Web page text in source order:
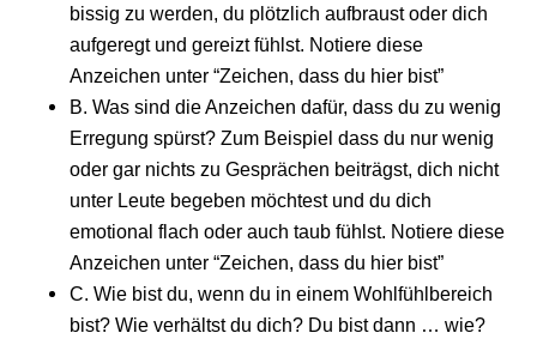
bissig zu werden, du plötzlich aufbraust oder dich
aufgeregt und gereizt fühlst. Notiere diese
Anzeichen unter “Zeichen, dass du hier bist”
B. Was sind die Anzeichen dafür, dass du zu wenig
Erregung spürst? Zum Beispiel dass du nur wenig
oder gar nichts zu Gesprächen beiträgst, dich nicht
unter Leute begeben möchtest und du dich
emotional flach oder auch taub fühlst. Notiere diese
Anzeichen unter “Zeichen, dass du hier bist”
C. Wie bist du, wenn du in einem Wohlfühlbereich
bist? Wie verhältst du dich? Du bist dann … wie?